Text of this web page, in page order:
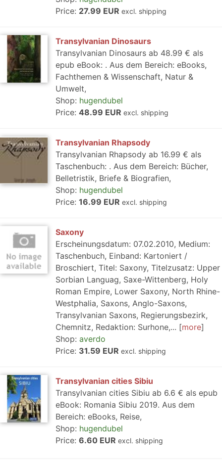
Price: 27.99 EUR excl. shipping
Transylvanian Dinosaurs
Transylvanian Dinosaurs ab 48.99 € als
epub eBook: . Aus dem Bereich: eBooks,
Fachthemen & Wissenschaft, Natur &
Umwelt,
Shop: hugendubel
Price: 48.99 EUR excl. shipping
Transylvanian Rhapsody
Transylvanian Rhapsody ab 16.99 € als
Taschenbuch: . Aus dem Bereich: Bücher,
Belletristik, Briefe & Biografien,
Shop: hugendubel
Price: 16.99 EUR excl. shipping
Saxony
Erscheinungsdatum: 07.02.2010, Medium:
Taschenbuch, Einband: Kartoniert /
Broschiert, Titel: Saxony, Titelzusatz: Upper
Sorbian Languag, Saxe-Wittenberg, Holy
Roman Empire, Lower Saxony, North Rhine-
Westphalia, Saxons, Anglo-Saxons,
Transylvanian Saxons, Regierungsbezirk,
Chemnitz, Redaktion: Surhone,...
more
Shop: averdo
Price: 31.59 EUR excl. shipping
Transylvanian cities Sibiu
Transylvanian cities Sibiu ab 6.6 € als epub
eBook: Romania Sibiu 2019. Aus dem
Bereich: eBooks, Reise,
Shop: hugendubel
Price: 6.60 EUR excl. shipping